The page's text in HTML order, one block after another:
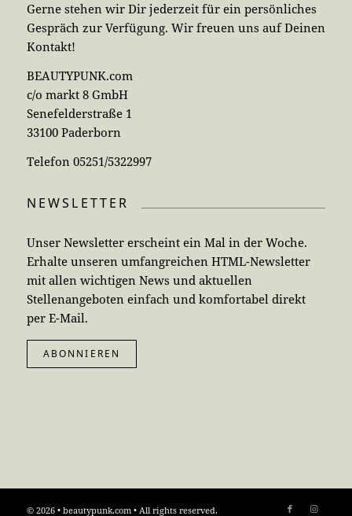
Gerne stehen wir Dir jederzeit für ein persönliches
Gespräch zur Verfügung. Wir freuen uns auf Deinen
Kontakt!
BEAUTYPUNK.com
c/o markt 8 GmbH
Senefelderstraße 1
33100 Paderborn
Telefon 05251/5322997
NEWSLETTER
Unser Newsletter erscheint ein Mal in der Woche.
Erhalte unseren umfangreichen HTML-Newsletter
mit allen wichtigen News und aktuellen
Stellenangeboten einfach und komfortabel direkt
per E-Mail.
ABONNIEREN
© 2026 • beautypunk.com • All rights reserved.